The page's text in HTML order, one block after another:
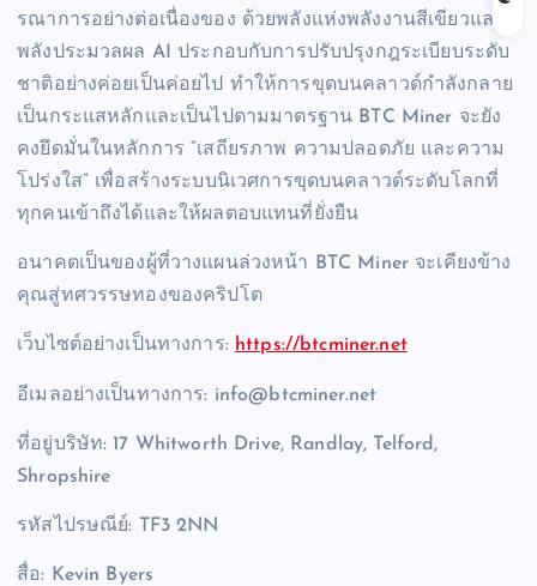
รณาการอย่างต่อเนื่องของ ด้วยพลังแห่งพลังงานสีเขียวและ
พลังประมวลผล AI ประกอบกับการปรับปรุงกฎระเบียบระดับ
ชาติอย่างค่อยเป็นค่อยไป ทำให้การขุดบนคลาวด์กำลังกลาย
เป็นกระแสหลักและเป็นไปตามมาตรฐาน BTC Miner จะยัง
คงยึดมั่นในหลักการ “เสถียรภาพ ความปลอดภัย และความ
โปร่งใส” เพื่อสร้างระบบนิเวศการขุดบนคลาวด์ระดับโลกที่
ทุกคนเข้าถึงได้และให้ผลตอบแทนที่ยั่งยืน
อนาคตเป็นของผู้ที่วางแผนล่วงหน้า BTC Miner จะเคียงข้าง
คุณสู่ทศวรรษทองของคริปโต
เว็บไซต์อย่างเป็นทางการ: https://btcminer.net
อีเมลอย่างเป็นทางการ: info@btcminer.net
ที่อยู่บริษัท: 17 Whitworth Drive, Randlay, Telford,
Shropshire
รหัสไปรษณีย์: TF3 2NN
สื่อ: Kevin Byers